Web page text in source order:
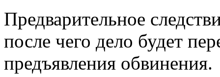
Предварительное
после чего дело будет
предъявления обвинения.